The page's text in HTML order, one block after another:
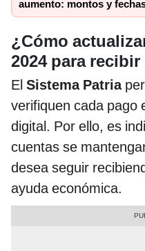
aumento: montos y
¿Cómo
2024 para
El Sistema Patria
verifiquen cada pago
digital. Por ello, es
cuentas se
desea seguir
ayuda económica.